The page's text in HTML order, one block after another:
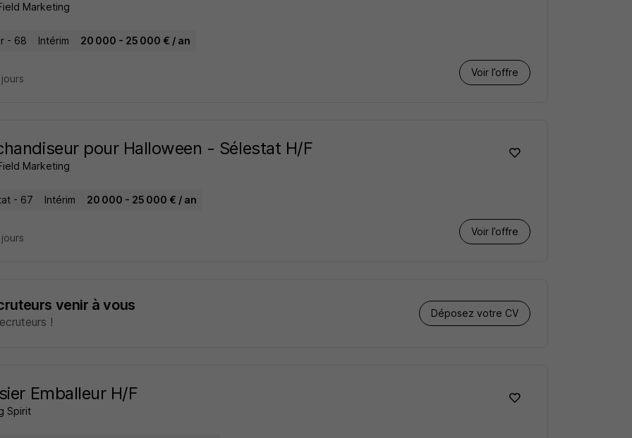
Marketing
- 68 Intérim 20 000 - 25 000 € / an
Voir l’offre
pour Halloween - Sélestat H/F
Marketing
- 67 Intérim 20 000 - 25 000 € / an
Voir l’offre
venir à vous
!
Déposez votre CV
Emballeur H/F
Spirit